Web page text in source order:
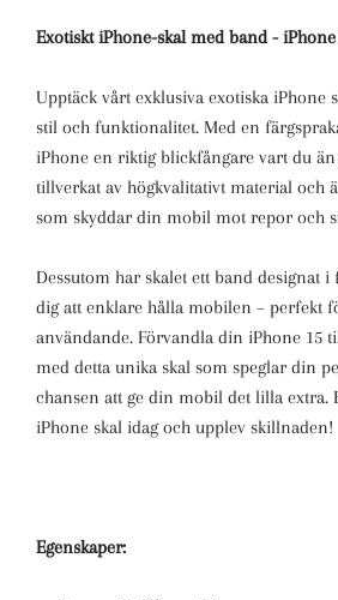
Exotiskt iPhone-skal med band - iPhone
Upptäck vårt exklusiva exotiska iPhone
stil och funktionalitet. Med en
iPhone en riktig blickfångare vart du än
tillverkat av högkvalitativt material och
som skyddar din mobil mot repor och
Dessutom har skalet ett band designat
dig att enklare hålla mobilen – perfekt
användande. Förvandla din iPhone 15
med detta unika skal som speglar din
chansen att ge din mobil det lilla extra.
iPhone skal idagoch upplev skillnaden!
Egenskaper: